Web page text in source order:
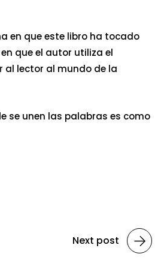
en que este libro ha tocado
que el autor utiliza el
al lector al mundo de la
se unen las palabras es como
Next post